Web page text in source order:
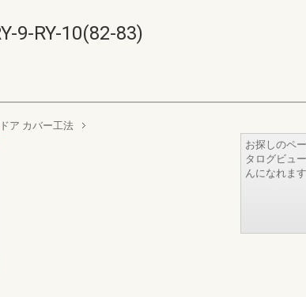
9-RY-10(82-83)
ア カバー工法
お探しのペ
タログビュ
んになれます